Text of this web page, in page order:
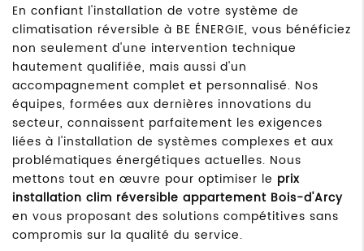
En confiant l'installation de votre système de
climatisation réversible à BE ÉNERGIE, vous bénéficiez
non seulement d'une intervention technique
hautement qualifiée, mais aussi d'un
accompagnement complet et personnalisé. Nos
équipes, formées aux dernières innovations du
secteur, connaissent parfaitement les exigences
liées à l'installation de systèmes complexes et aux
problématiques énergétiques actuelles. Nous
mettons tout en œuvre pour optimiser le prix
installation clim réversible appartement Bois-d'Arcy
en vous proposant des solutions compétitives sans
compromis sur la qualité du service.